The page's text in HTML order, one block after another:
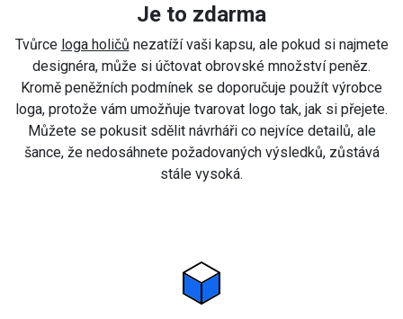
Je to zdarma
Tvůrce loga holičů nezatíží vaši kapsu, ale pokud si najmete
designéra, může si účtovat obrovské množství peněz.
Kromě peněžních podmínek se doporučuje použít výrobce
loga, protože vám umožňuje tvarovat logo tak, jak si přejete.
Můžete se pokusit sdělit návrháři co nejvíce detailů, ale
šance, že nedosáhnete požadovaných výsledků, zůstává
stále vysoká.